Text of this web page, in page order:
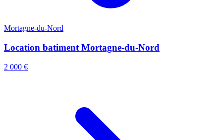
Mortagne-du-Nord
Location batiment Mortagne-du-Nord
2 000 €